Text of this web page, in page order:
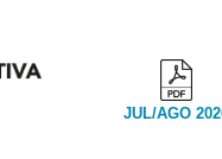
JUL/AGO